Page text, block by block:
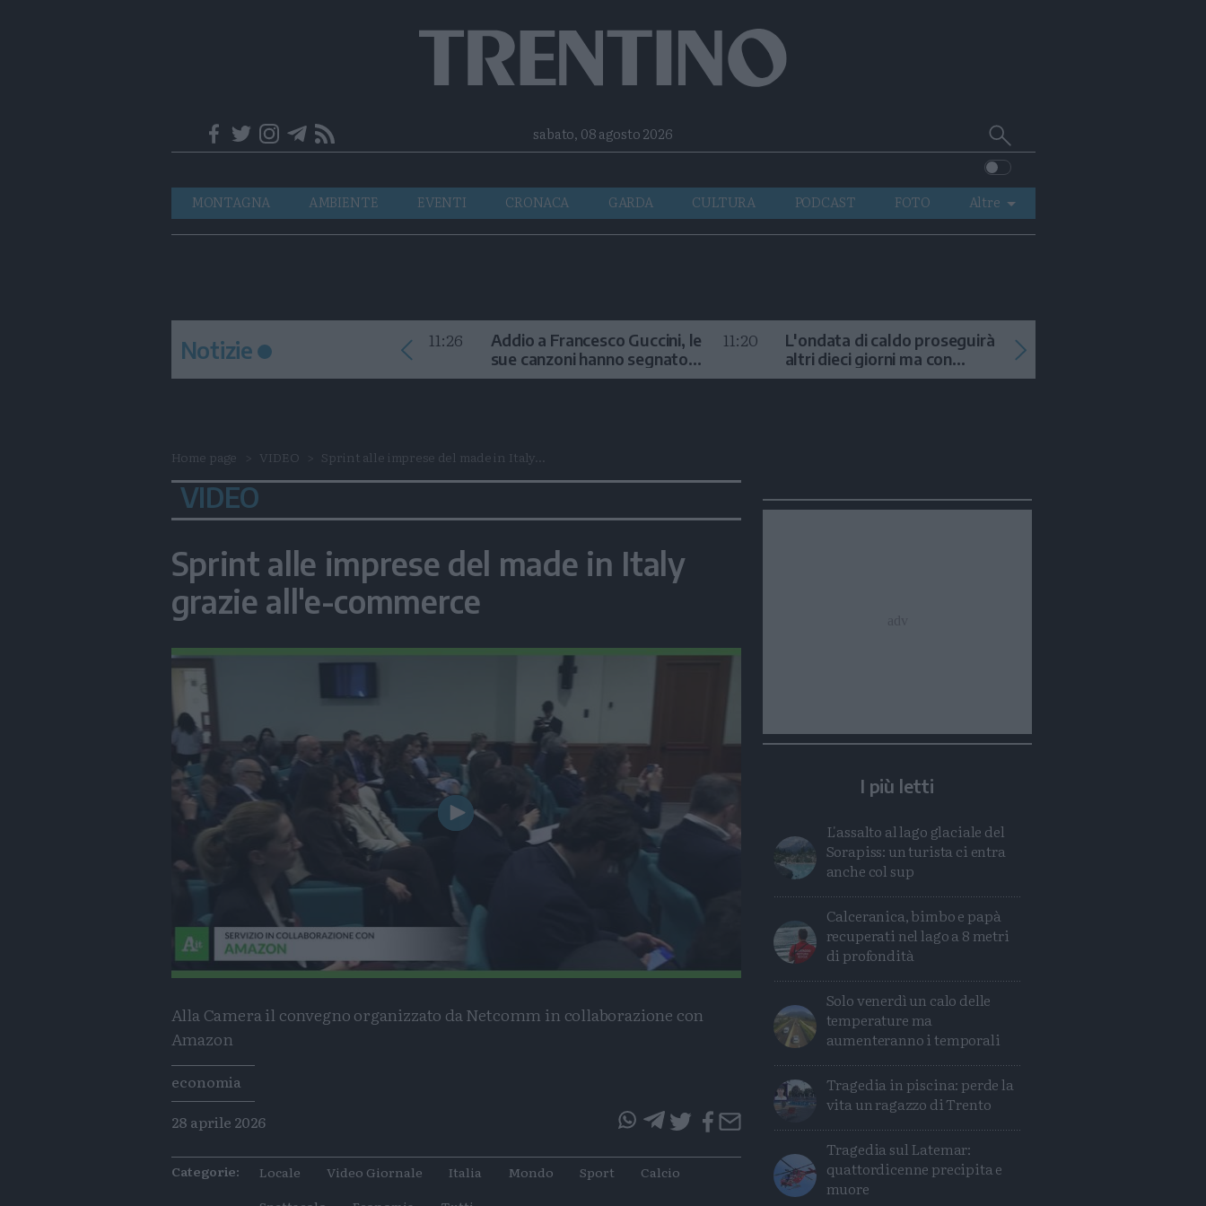
Telegram
RSSsabato, 08 agosto 2026 Cerca
su
Trentino
Navigazione
principale
MONTAGNA AMBIENTE EVENTI CRONACA GARDA CULTURA PODCAST FOTO
Altre
VIDEO
Notizie 11:26
Addio a Francesco Guccini, le
sue canzoni hanno segnato
la storia
11:20
L'ondata di caldo proseguirà
altri dieci giorni ma con
temporali
Home page VIDEO Sprint alle imprese del made in Italy...
VIDEO
Sprint alle imprese del made in Italy
grazie all'e-commerce
Play
Video
Alla Camera il convegno organizzato da Netcomm in collaborazione con
Amazon
Tags
economia
28 aprile 2026
articoloarticolo
Categorie: Locale Video Giornale Italia Mondo Sport
Calcio
I più letti
L'assalto al lago glaciale del
Sorapiss: un turista ci entra
anche col sup
Calceranica, bimbo e papà
recuperati nel lago a 8 metri
di profondità
Solo venerdì un calo delle
temperature ma
aumenteranno i temporali
Tragedia in piscina: perde la
vita un ragazzo di Trento
Tragedia sul Latemar:
quattordicenne precipita e
muore